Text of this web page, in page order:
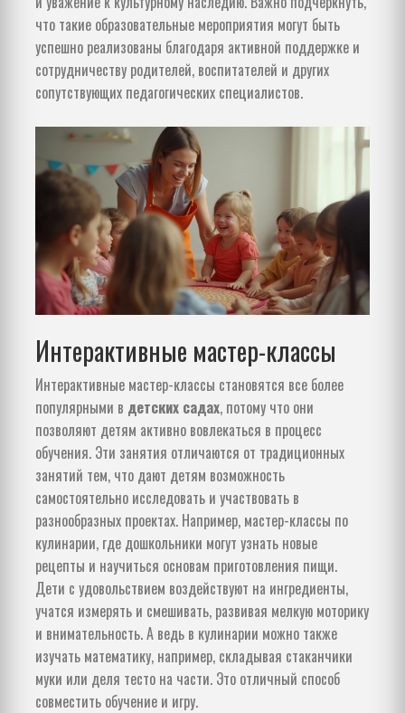
что такие образовательные мероприятия могут быть
успешно реализованы благодаря активной поддержке и
сотрудничеству родителей, воспитателей и других
сопутствующих педагогических специалистов.
Интерактивные мастер-классы
Интерактивные мастер-классы становятся все более
популярными в детских садах, потому что они
позволяют детям активно вовлекаться в процесс
обучения. Эти занятия отличаются от традиционных
занятий тем, что дают детям возможность
самостоятельно исследовать и участвовать в
разнообразных проектах. Например, мастер-классы по
кулинарии, где дошкольники могут узнать новые
рецепты и научиться основам приготовления пищи.
Дети с удовольствием воздействуют на ингредиенты,
учатся измерять и смешивать, развивая мелкую моторику
и внимательность. А ведь в кулинарии можно также
изучать математику, например, складывая стаканчики
муки или деля тесто на части. Это отличный способ
совместить обучение и игру.